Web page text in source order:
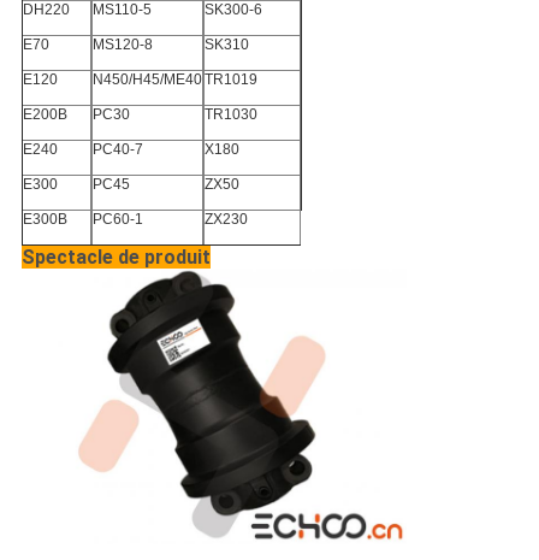
DH220 MS110-5 SK300-6
E70 MS120-8 SK310
E120 N450/H45/ME40TR1019
E200B PC30 TR1030
E240 PC40-7 X180
E300 PC45 ZX50
E300B PC60-1 ZX230
Spectacle de produit